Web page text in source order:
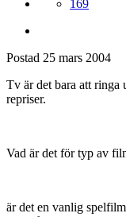
169
Postad 25 mars 2004
Tv är det bara att ringa
repriser.
Vad är det för typ av
är det en vanlig